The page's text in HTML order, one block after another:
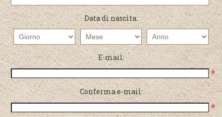
Data di nascita:
E-mail:
*
Conferma e-mail:
*